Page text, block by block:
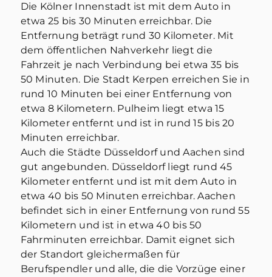
Die Kölner Innenstadt ist mit dem Auto in
etwa 25 bis 30 Minuten erreichbar. Die
Entfernung beträgt rund 30 Kilometer. Mit
dem öffentlichen Nahverkehr liegt die
Fahrzeit je nach Verbindung bei etwa 35 bis
50 Minuten. Die Stadt Kerpen erreichen Sie in
rund 10 Minuten bei einer Entfernung von
etwa 8 Kilometern. Pulheim liegt etwa 15
Kilometer entfernt und ist in rund 15 bis 20
Minuten erreichbar.
Auch die Städte Düsseldorf und Aachen sind
gut angebunden. Düsseldorf liegt rund 45
Kilometer entfernt und ist mit dem Auto in
etwa 40 bis 50 Minuten erreichbar. Aachen
befindet sich in einer Entfernung von rund 55
Kilometern und ist in etwa 40 bis 50
Fahrminuten erreichbar. Damit eignet sich
der Standort gleichermaßen für
Berufspendler und alle, die die Vorzüge einer